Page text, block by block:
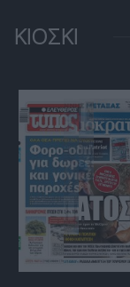
ΚΙΟΣΚΙ